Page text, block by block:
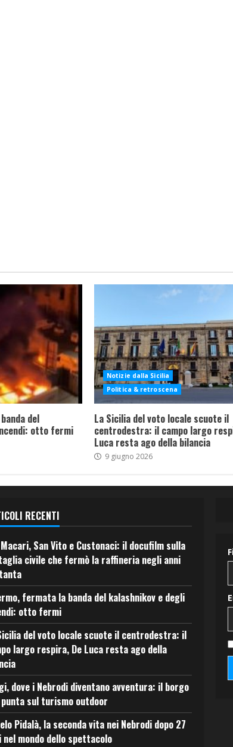
del
otto fermi
Notizie dalla Sicilia
Politica & retroscena
La Sicilia del voto locale scuote il
centrodestra: il campo largo
Luca resta ago della bilancia
9 giugno 2026
RECENTI
San Vito e Custonaci: il docufilm sulla
civile che fermò la raffineria negli anni
fermata la banda del kalashnikov e degli
otto fermi
del voto locale scuote il centrodestra: il
largo respira, De Luca resta ago della
dove i Nebrodi diventano avventura: il borgo
sul turismo outdoor
Pidalà, la seconda vita nei Nebrodi dopo 27
nel mondo dello spettacolo